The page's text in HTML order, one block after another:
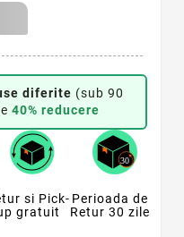
diferite (sub 90
40% reducere
si Pick-
gratuit
Perioada de
Retur 30 zile